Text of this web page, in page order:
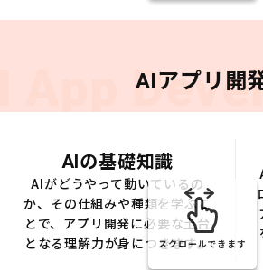
App AIアプリ開
AIの基礎知識
AIがどうやって動いているの
か、その仕組みや種類を学ぶこ
とで、アプリ開発に必要な土台
となる理解力が身につきます。
スクロールできます